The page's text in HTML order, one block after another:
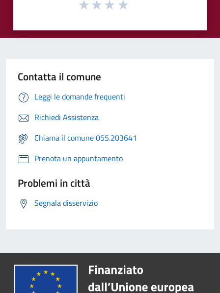
Contatta il comune
Leggi le domande frequenti
Richiedi Assistenza
Chiama il comune 055.203641
Prenota un appuntamento
Problemi in città
Segnala disservizio